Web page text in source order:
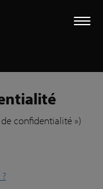
confidentialité »)